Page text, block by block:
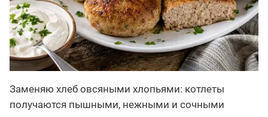
Заменяю хлеб овсяными хлопьями: котлеты
получаются пышными, нежными и сочными